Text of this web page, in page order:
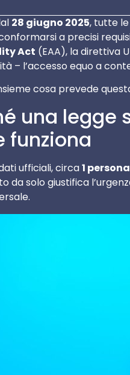
28 giugno 2025, tutte le
a precisi
Act (EAA), la direttiva
– l’accesso equo a
cosa prevede
una legge
funziona
ufficiali, circa1
da solo giustifica